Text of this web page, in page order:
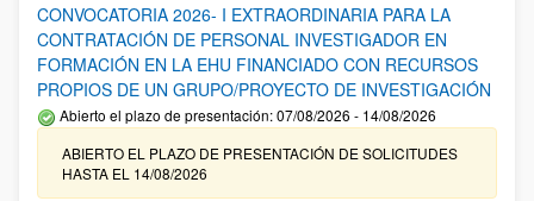
CONVOCATORIA 2026- I EXTRAORDINARIA PARA LA
CONTRATACIÓN DE PERSONAL INVESTIGADOR EN
FORMACIÓN EN LA EHU FINANCIADO CON RECURSOS
PROPIOS DE UN GRUPO/PROYECTO DE INVESTIGACIÓN
Abierto el plazo de presentación: 07/08/2026 - 14/08/2026
ABIERTO EL PLAZO DE PRESENTACIÓN DE SOLICITUDES
HASTA EL 14/08/2026